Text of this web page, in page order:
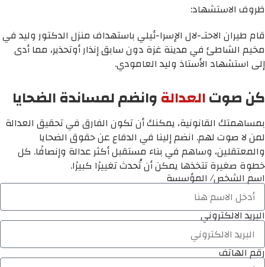
ظروف الاستشهاد:
قام طيران الاحتـ-لال الإسرا-ئيلي باستهداف منزل الدكتور وليد في
مخيم الشاطئ في مدينة غزة دون سابق إنذار أوتحذير، مما أدى
إلى استشهاد الأستاذ وليد العامودي.
كن صوتالعدالةوانضم لمساندة الضحايا
بمساهمتك القانونية، يمكنك أن تكون الفارق في تحقيق العدالة
لمن لا صوت لهم. انضم إلينا في الدفاع عن حقوق الضحايا
والمعتقلين، وساهم في بناء مستقبل أكثر عدالة وإنصافًا. كل
خطوة صغيرة تتخذها يمكن أن تُحدث تغييرًا كبيرًا.
اسم الشخص/ المؤسسة
البريد الالكتروني
رقم الهاتف